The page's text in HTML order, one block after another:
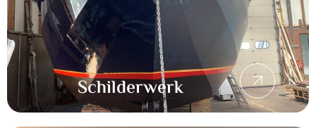
Schilderwerk